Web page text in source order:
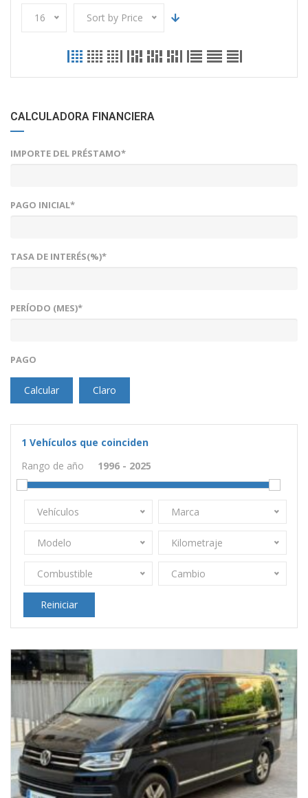
16 Sort by Price
CALCULADORA FINANCIERA
IMPORTE DEL PRÉSTAMO*
PAGO INICIAL*
TASA DE INTERÉS(%)*
PERÍODO (MES)*
PAGO
Calcular Claro
1 Vehículos que coinciden
Rango de año
Vehículos Marca
Modelo Kilometraje
Combustible Cambio
Reiniciar